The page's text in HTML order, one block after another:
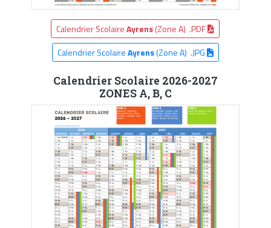
Calendrier ScolaireAyrens(Zone A) .PDF
Calendrier ScolaireAyrens(Zone A) .JPG
Calendrier Scolaire 2026-2027
ZONES A, B, C